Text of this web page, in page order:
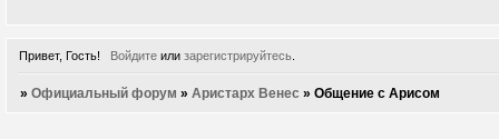
Привет, Гость! Войдитеили зарегистрируйтесь.
»Официальный форум »Аристарх Венес »Общение с Арисом